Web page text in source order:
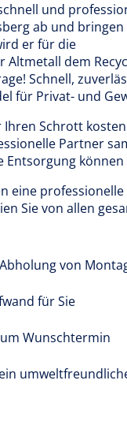
und
ab und bringen
er für die
Altmetall dem
Schnell,
für Privat- und
Schrott
Partner
können
eine
Sie von allen
von
für Sie
Wunschtermin